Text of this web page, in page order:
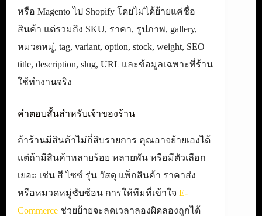
หรือ Magento ไป Shopify โดยไม่ได้ย้ายแค่ชื่อ
สินค้า แต่รวมถึง SKU, ราคา, รูปภาพ, gallery,
หมวดหมู่, tag, variant, option, stock, weight, SEO
title, description, slug, URL และข้อมูลเฉพาะที่ร้าน
ใช้ทำงานจริง
คำตอบสั้นสำหรับเจ้าของร้าน
ถ้าร้านมีสินค้าไม่กี่สิบรายการ คุณอาจย้ายเองได้
แต่ถ้ามีสินค้าหลายร้อย หลายพัน หรือมีตัวเลือก
เยอะ เช่น สี ไซซ์ รุ่น วัสดุ แพ็กสินค้า ราคาส่ง
หรือหมวดหมู่ซับซ้อน การให้ทีมที่เข้าใจ E-
Commerce ช่วยย้ายจะลดเวลาลองผิดลองถูกได้